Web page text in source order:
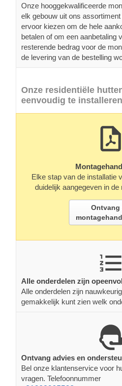
Onze hooggekwalificeerde
elk gebouw uit ons
ervoor kiezen om de hele
betalen of om een aanbetaling
resterende bedrag voor de
de levering van de bestelling
Onze residentiële
eenvoudig te
Elke stap van de installatie
duidelijk aangegeven in
Ontvang
Alle onderdelen zijn
Alle onderdelen zijn
gemakkelijk kunt zien welk
Ontvang advies en
Bel onze klantenservice voor
vragen. Telefoonnummer